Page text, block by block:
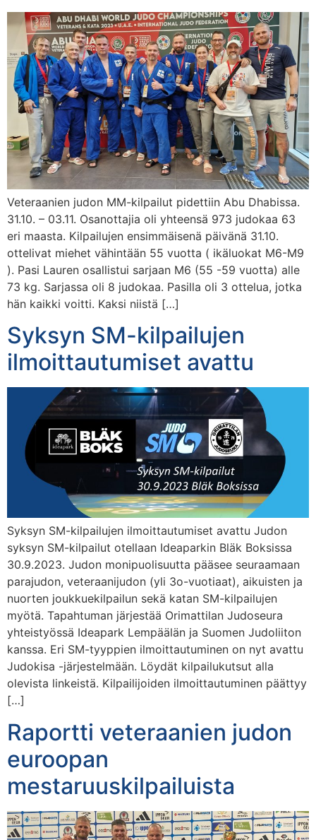
Veteraanien judon MM-kilpailut pidettiin Abu Dhabissa.
31.10. – 03.11. Osanottajia oli yhteensä 973 judokaa 63
eri maasta. Kilpailujen ensimmäisenä päivänä 31.10.
ottelivat miehet vähintään 55 vuotta ( ikäluokat M6-M9
). Pasi Lauren osallistui sarjaan M6 (55 -59 vuotta) alle
73 kg. Sarjassa oli 8 judokaa. Pasilla oli 3 ottelua, jotka
hän kaikki voitti. Kaksi niistä […]
Syksyn SM-kilpailujen
ilmoittautumiset avattu
Syksyn SM-kilpailujen ilmoittautumiset avattu Judon
syksyn SM-kilpailut otellaan Ideaparkin Bläk Boksissa
30.9.2023. Judon monipuolisuutta pääsee seuraamaan
parajudon, veteraanijudon (yli 3o-vuotiaat), aikuisten ja
nuorten joukkuekilpailun sekä katan SM-kilpailujen
myötä. Tapahtuman järjestää Orimattilan Judoseura
yhteistyössä Ideapark Lempäälän ja Suomen Judoliiton
kanssa. Eri SM-tyyppien ilmoittautuminen on nyt avattu
Judokisa -järjestelmään. Löydät kilpailukutsut alla
olevista linkeistä. Kilpailijoiden ilmoittautuminen päättyy
[…]
Raportti veteraanien judon
euroopan
mestaruuskilpailuista